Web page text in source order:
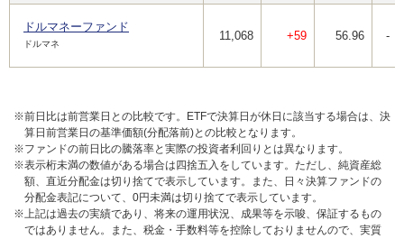
ドルマネーファンド
ドルマネ
11,068 +59 56.96 -
※前日比は前営業日との比較です。ETFで決算日が休日に該当する場合は、決
算日前営業日の基準価額(分配落前)との比較となります。
※ファンドの前日比の騰落率と実際の投資者利回りとは異なります。
※表示桁未満の数値がある場合は四捨五入をしています。ただし、純資産総
額、直近分配金は切り捨てで表示しています。また、日々決算ファンドの
分配金表記について、0円未満は切り捨てで表示しています。
※上記は過去の実績であり、将来の運用状況、成果等を示唆、保証するもの
ではありません。また、税金・手数料等を控除しておりませんので、実質